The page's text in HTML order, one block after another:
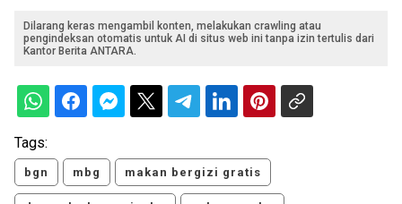
Dilarang keras mengambil konten, melakukan crawling atau
pengindeksan otomatis untuk AI di situs web ini tanpa izin tertulis dari
Kantor Berita ANTARA.
Tags:
bgn mbg makan bergizi gratis